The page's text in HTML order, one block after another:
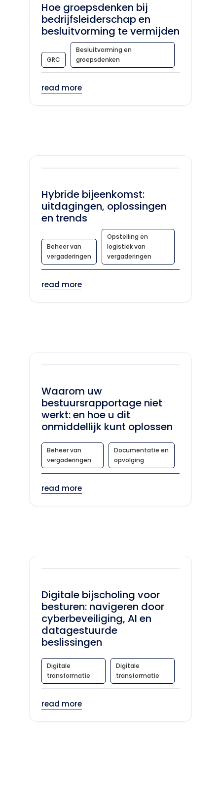
Hoe groepsdenken bij
bedrijfsleiderschap en
besluitvorming te vermijden
GRC
Besluitvorming en
groepsdenken
read more
Hybride bijeenkomst:
uitdagingen, oplossingen
en trends
Beheer van
vergaderingen
Opstelling en
logistiek van
vergaderingen
read more
Waarom uw
bestuursrapportage niet
werkt: en hoe u dit
onmiddellijk kunt oplossen
Beheer van
vergaderingen
Documentatie en
opvolging
read more
Digitale bijscholing voor
besturen: navigeren door
cyberbeveiliging, AI en
datagestuurde
beslissingen
Digitale
transformatie
Digitale
transformatie
read more